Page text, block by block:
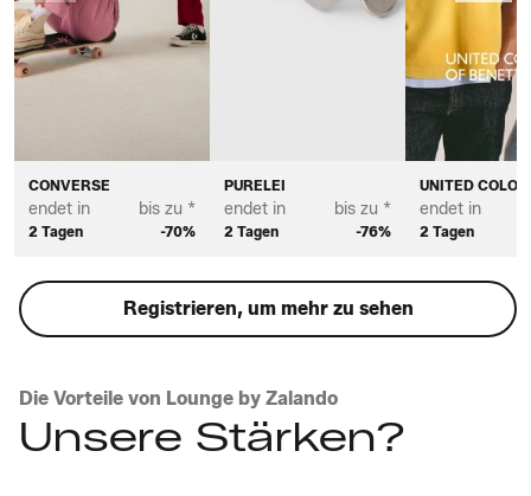
CONVERSE
endet in
2 Tagen
bis zu *
-70%
PURELEI
endet in
2 Tagen
bis zu *
-76%
UNITED
endet in
2 Tagen
Registrieren, um mehr zu sehen
Die Vorteile von Lounge by Zalando
Unsere Stärken?